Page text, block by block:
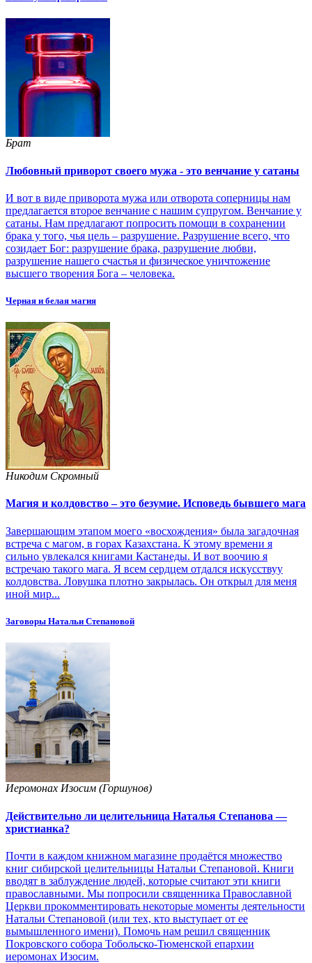
Брат
Любовный приворот своего мужа - это венчание у сатаны
И вот в виде приворота мужа или отворота соперницы нам
предлагается второе венчание с нашим супругом. Венчание у
сатаны. Нам предлагают попросить помощи в сохранении
брака у того, чья цель – разрушение. Разрушение всего, что
созидает Бог: разрушение брака, разрушение любви,
разрушение нашего счастья и физическое уничтожение
высшего творения Бога – человека.
Черная и белая магия
Никодим Скромный
Магия и колдовство – это безумие. Исповедь бывшего мага
Завершающим этапом моего «восхождения» была загадочная
встреча с магом, в горах Казахстана. К этому времени я
сильно увлекался книгами Кастанеды. И вот воочию я
встречаю такого мага. Я всем сердцем отдался искусствуу
колдовства. Ловушка плотно закрылась. Он открыл для меня
иной мир...
Заговоры Натальи Степановой
Иеромонах Изосим (Горшунов)
Действительно ли целительница Наталья Степанова —
христианка?
Почти в каждом книжном магазине продаётся множество
книг сибирской целительницы Натальи Степановой. Книги
вводят в заблуждение людей, которые считают эти книги
православными. Мы попросили священника Православной
Церкви прокомментировать некоторые моменты деятельности
Натальи Степановой (или тех, кто выступает от ее
вымышленного имени). Помочь нам решил священник
Покровского собора Тобольско-Тюменской епархии
иеромонах Изосим.